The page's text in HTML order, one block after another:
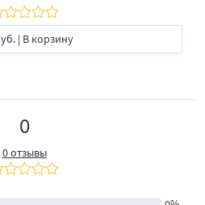
| В корзину
0
0 отзывы